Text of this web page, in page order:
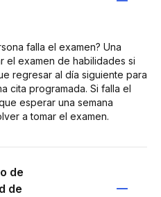
falla el examen? Una
el examen de habilidades si
regresar al día siguiente para
cita programada. Si falla el
esperar una semana
a tomar el examen.
de
de